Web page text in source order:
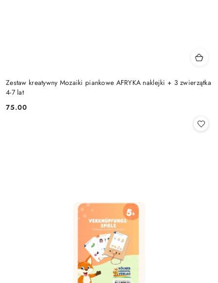
Zestaw kreatywny Mozaiki piankowe AFRYKA naklejki + 3 zwierzątka
4-7 lat
Cena:
75.00